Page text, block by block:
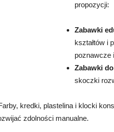
propozycji:
Zabawki
kształtów i
poznawcze
Zabawki
skoczki
kredki, plastelina i klocki
zdolności manualne.